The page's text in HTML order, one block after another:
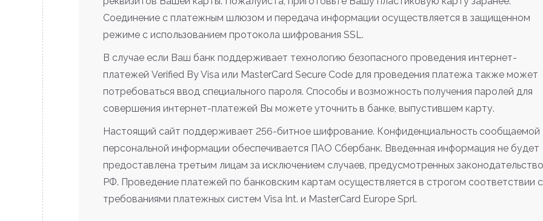
Соединение с платежным шлюзом и передача информации осуществляется в защищенном
режиме с использованием протокола шифрования SSL.
В случае если Ваш банк поддерживает технологию безопасного проведения интернет-
платежей Verified By Visa или MasterCard Secure Code для проведения платежа также может
потребоваться ввод специального пароля. Способы и возможность получения паролей для
совершения интернет-платежей Вы можете уточнить в банке, выпустившем карту.
Настоящий сайт поддерживает 256-битное шифрование. Конфиденциальность сообщаемой
персональной информации обеспечивается ПАО Сбербанк. Введенная информация не будет
предоставлена третьим лицам за исключением случаев, предусмотренных
РФ. Проведение платежей по банковским картам осуществляется в строгом соответствии с
требованиями платежных систем Visa Int. и MasterCard Europe Sprl.